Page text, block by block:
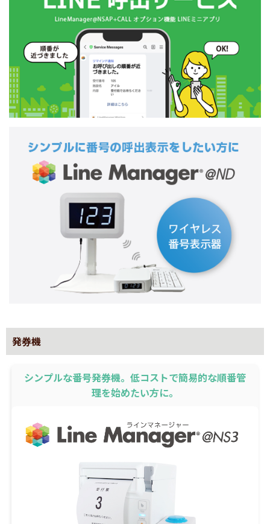
発券機
シンプルな番号発券機。低コストで簡易的な順番管
理を始めたい方に。